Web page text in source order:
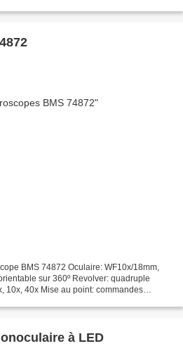
BMS 74872 Oculaire: WF10x/18mm,
sur 360º Revolver: quadruple
10x, 40x Mise au point: commandes
à LED